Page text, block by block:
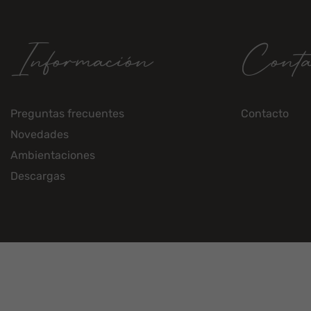
Información
Preguntas frecuentes
Novedades
Ambientaciones
Descargas
Contacto